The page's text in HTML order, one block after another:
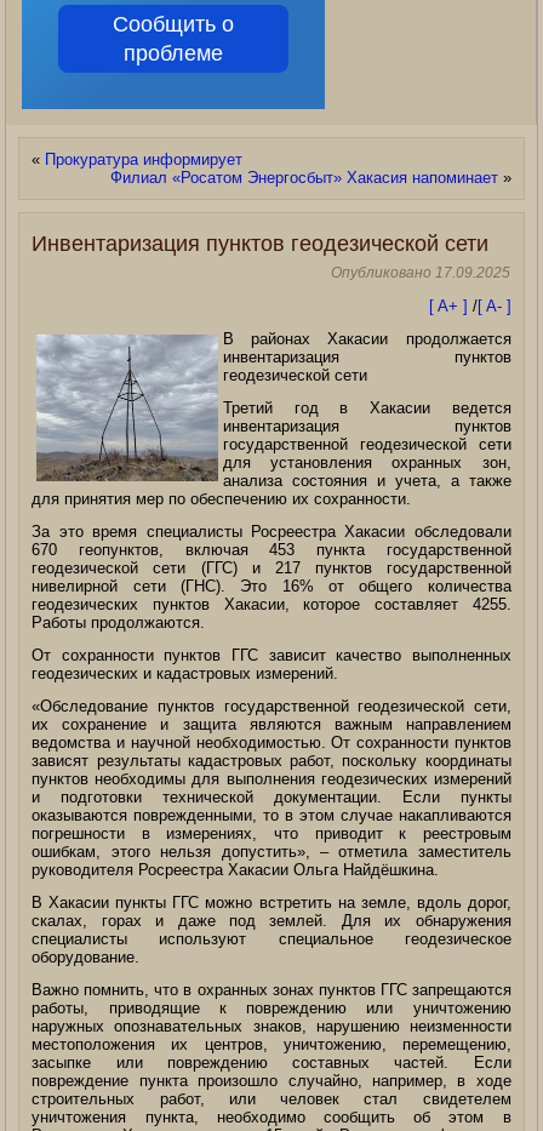
Сообщить о
проблеме
« Прокуратура информирует
Филиал «Росатом Энергосбыт» Хакасия напоминает»
Инвентаризация пунктов геодезической сети
Опубликовано 17.09.2025
[ A+ ] /[ A- ]
В районах Хакасии продолжается
инвентаризация пунктов
геодезической сети
Третий год в Хакасии ведется
инвентаризация пунктов
государственной геодезической сети
для установления охранных зон,
анализа состояния и учета, а также
для принятия мер по обеспечению их сохранности.
За это время специалисты Росреестра Хакасии обследовали
670 геопунктов, включая 453 пункта государственной
геодезической сети (ГГС) и 217 пунктов государственной
нивелирной сети (ГНС). Это 16% от общего количества
геодезических пунктов Хакасии, которое составляет 4255.
Работы продолжаются.
От сохранности пунктов ГГС зависит качество выполненных
геодезических и кадастровых измерений.
«Обследование пунктов государственной геодезической сети,
их сохранение и защита являются важным направлением
ведомства и научной необходимостью. От сохранности пунктов
зависят результаты кадастровых работ, поскольку координаты
пунктов необходимы для выполнения геодезических измерений
и подготовки технической документации. Если пункты
оказываются поврежденными, то в этом случае накапливаются
погрешности в измерениях, что приводит к реестровым
ошибкам, этого нельзя допустить», – отметила заместитель
руководителя Росреестра Хакасии Ольга Найдёшкина.
В Хакасии пункты ГГС можно встретить на земле, вдоль дорог,
скалах, горах и даже под землей. Для их обнаружения
специалисты используют специальное геодезическое
оборудование.
Важно помнить, что в охранных зонах пунктов ГГС запрещаются
работы, приводящие к повреждению или уничтожению
наружных опознавательных знаков, нарушению неизменности
местоположения их центров, уничтожению, перемещению,
засыпке или повреждению составных частей. Если
повреждение пункта произошло случайно, например, в ходе
строительных работ, или человек стал свидетелем
уничтожения пункта, необходимо сообщить об этом в